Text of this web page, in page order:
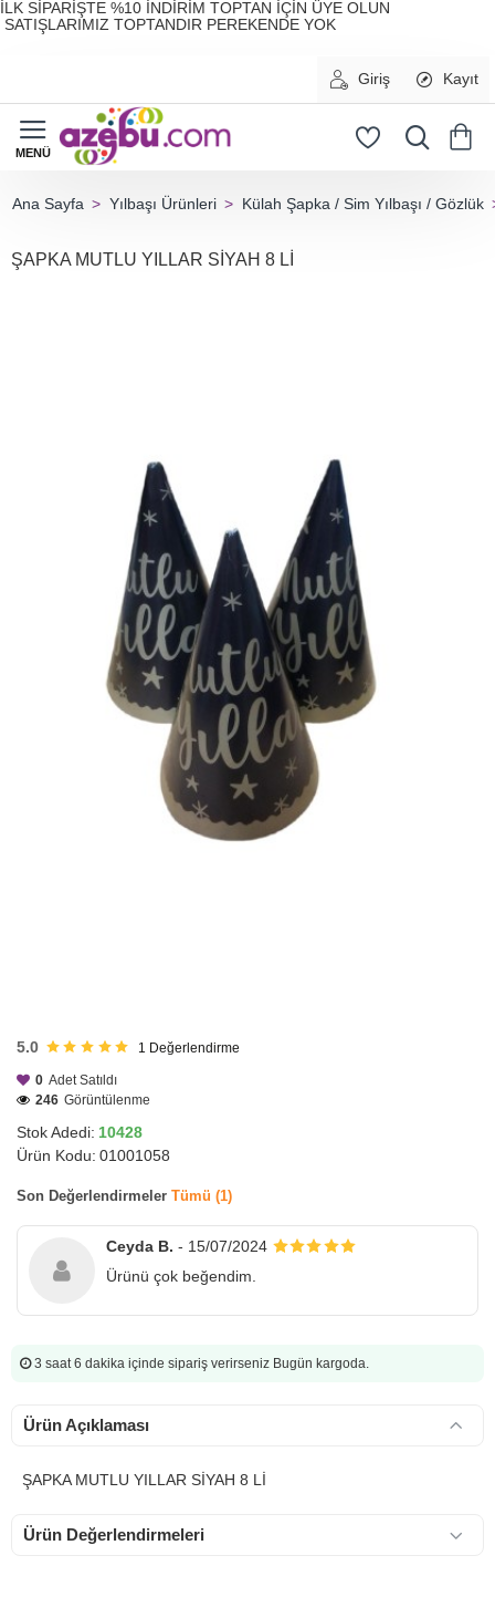
İLK SİPARİŞTE %10 İNDİRİM TOPTAN İÇİN ÜYE OLUN
SATIŞLARIMIZ TOPTANDIR PEREKENDE YOK
Giriş Kayıt
Yılbaşı Ürünleri Külah Şapka / Sim Yılbaşı / Gözlük
ŞAPKA MUTLU YILLAR SİYAH 8 Lİ
5.0 1 Değerlendirme
Stok Adedi: 10428
Ürün Kodu: 01001058
0 Adet Satıldı
246 Görüntülenme
Son Değerlendirmeler Tümü (1)
Ceyda B. - 15/07/2024
Ürünü çok beğendim.
3 saat 6 dakika içinde sipariş verirseniz Bugün kargoda.
Ürün Açıklaması
ŞAPKA MUTLU YILLAR SİYAH 8 Lİ
Ürün Değerlendirmeleri